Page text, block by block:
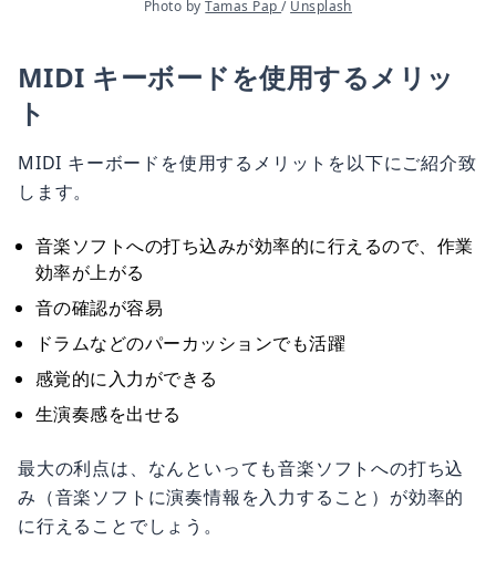
Photo by Tamas Pap / Unsplash
MIDI キーボードを使用するメリッ
ト
MIDI キーボードを使用するメリットを以下にご紹介致
します。
音楽ソフトへの打ち込みが効率的に行えるので、作業
効率が上がる
音の確認が容易
ドラムなどのパーカッションでも活躍
感覚的に入力ができる
生演奏感を出せる
最大の利点は、なんといっても音楽ソフトへの打ち込
み（音楽ソフトに演奏情報を入力すること）が効率的
に行えることでしょう。